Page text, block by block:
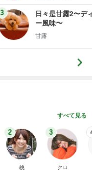
3
日々是甘露2〜デ
ー風味〜
甘露
すべて見る
2
桃
3
クロ